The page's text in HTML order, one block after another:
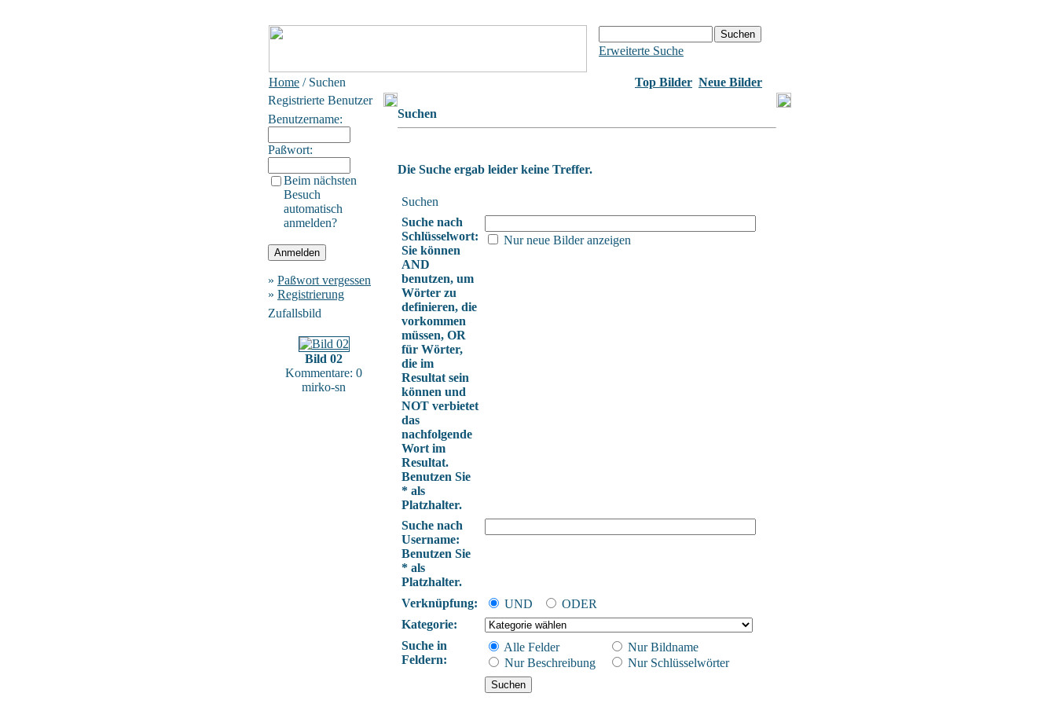
Erweiterte Suche
Home / Suchen Top Bilder Neue Bilder
Registrierte Benutzer
Benutzername:
Paßwort:
Beim nächsten
Besuch
automatisch
anmelden?
» Paßwort vergessen
» Registrierung
Zufallsbild
Bild 02
Kommentare: 0
mirko-sn
Suchen
Die Suche ergab leider keine Treffer.
Suchen
Suche nach
Schlüsselwort:
Sie können
AND
benutzen, um
Wörter zu
definieren, die
vorkommen
müssen, OR
für Wörter,
die im
Resultat sein
können und
NOT verbietet
das
nachfolgende
Wort im
Resultat.
Benutzen Sie
* als
Platzhalter.
Nur neue Bilder anzeigen
Suche nach
Username:
Benutzen Sie
* als
Platzhalter.
Verknüpfung:
UND
ODER
Kategorie:
Suche in
Feldern:
Alle Felder
Nur Bildname
Nur Beschreibung
Nur Schlüsselwörter